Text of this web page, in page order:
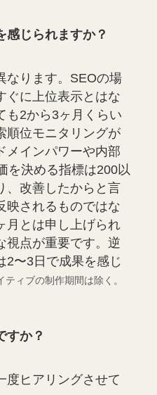
感じられますか？
なります。SEOの場
ぐに上位表示とはな
も2から3ヶ月くらい
順位モニタリングが
メインパワーや内部
を決める指標は200以
、改善したからと言
映されるものではな
月とは申し上げられ
視点が重要です。逆
2〜3日で成果を感じ
ティブの制作期間は除 く。
すか？
度ヒアリングさせて